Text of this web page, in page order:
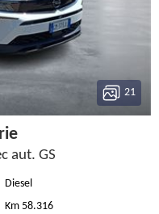
21
aut. GS
Diesel
Km 58.316